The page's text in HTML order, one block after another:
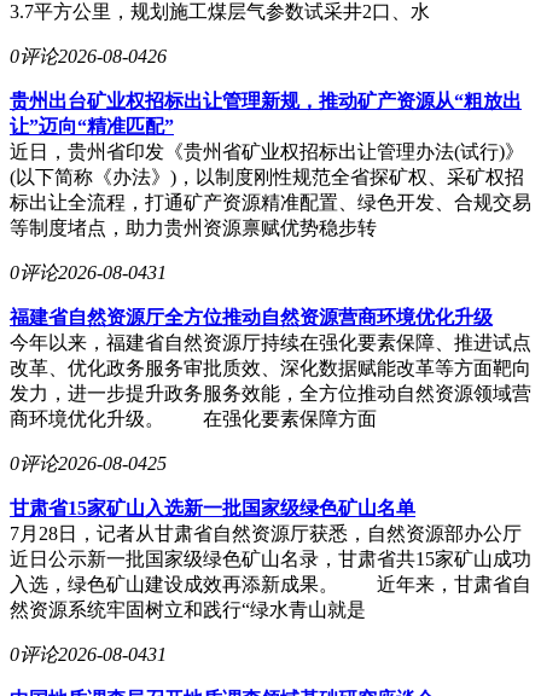
3.7平方公里，规划施工煤层气参数试采井2口、水
0评论2026-08-0426
贵州出台矿业权招标出让管理新规，推动矿产资源从“粗放出
让”迈向“精准匹配”
近日，贵州省印发《贵州省矿业权招标出让管理办法(试行)》
(以下简称《办法》)，以制度刚性规范全省探矿权、采矿权招
标出让全流程，打通矿产资源精准配置、绿色开发、合规交易
等制度堵点，助力贵州资源禀赋优势稳步转
0评论2026-08-0431
福建省自然资源厅全方位推动自然资源营商环境优化升级
今年以来，福建省自然资源厅持续在强化要素保障、推进试点
改革、优化政务服务审批质效、深化数据赋能改革等方面靶向
发力，进一步提升政务服务效能，全方位推动自然资源领域营
商环境优化升级。 在强化要素保障方面
0评论2026-08-0425
甘肃省15家矿山入选新一批国家级绿色矿山名单
7月28日，记者从甘肃省自然资源厅获悉，自然资源部办公厅
近日公示新一批国家级绿色矿山名录，甘肃省共15家矿山成功
入选，绿色矿山建设成效再添新成果。 近年来，甘肃省自
然资源系统牢固树立和践行“绿水青山就是
0评论2026-08-0431